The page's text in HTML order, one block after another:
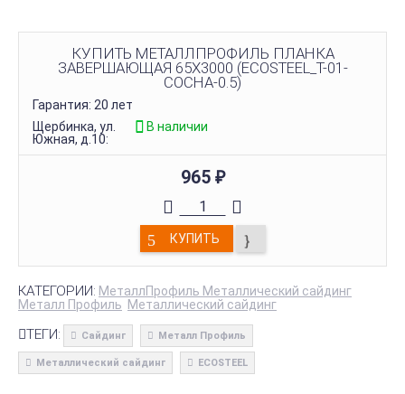
КУПИТЬ МЕТАЛЛПРОФИЛЬ ПЛАНКА
ЗАВЕРШАЮЩАЯ 65Х3000 (ECOSTEEL_T-01-
СОСНА-0.5)
Гарантия: 20 лет
Щербинка, ул.
Южная, д.10:
В наличии
965 ₽
КУПИТЬ
КАТЕГОРИИ: МеталлПрофиль Металлический сайдинг
Металл Профиль Металлический сайдинг
ТЕГИ: Сайдинг Металл Профиль
Металлический сайдинг ECOSTEEL